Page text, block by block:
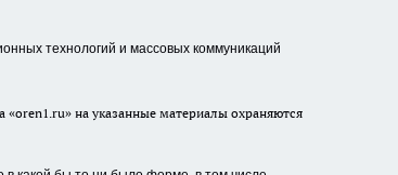
технологий и массовых коммуникаций
на указанные материалы охраняются